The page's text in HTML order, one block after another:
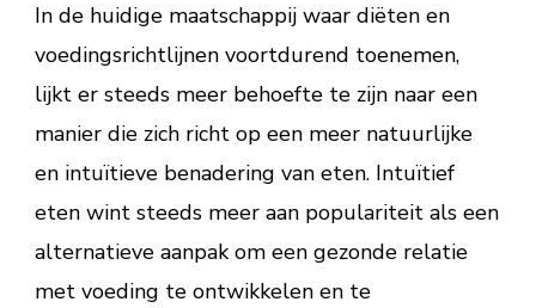
genieten
van eten zonder
te
In de huidige maatschappij waar diëten en
voedingsrichtlijnen voortdurend toenemen,
lijkt er steeds meer behoefte te zijn naar een
manier die zich richt op een meer natuurlijke
en intuïtieve benadering van eten. Intuïtief
eten wint steeds meer aan populariteit als een
alternatieve aanpak om een ​​gezonde relatie
met voeding te ontwikkelen en te